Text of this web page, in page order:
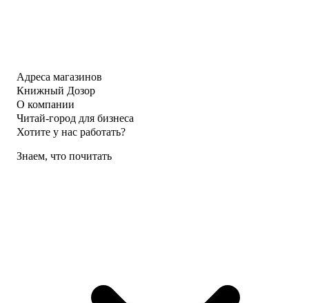
Адреса магазинов
Книжный Дозор
О компании
Читай-город для бизнеса
Хотите у нас работать?
Знаем, что почитать